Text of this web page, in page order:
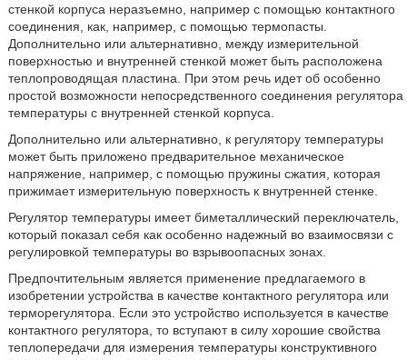
стенкой корпуса неразъемно, например с помощью контактного
соединения, как, например, с помощью термопасты.
Дополнительно или альтернативно, между измерительной
поверхностью и внутренней стенкой может быть расположена
теплопроводящая пластина. При этом речь идет об особенно
простой возможности непосредственного соединения регулятора
температуры с внутренней стенкой корпуса.
Дополнительно или альтернативно, к регулятору температуры
может быть приложено предварительное механическое
напряжение, например, с помощью пружины сжатия, которая
прижимает измерительную поверхность к внутренней стенке.
Регулятор температуры имеет биметаллический переключатель,
который показал себя как особенно надежный во взаимосвязи с
регулировкой температуры во взрывоопасных зонах.
Предпочтительным является применение предлагаемого в
изобретении устройства в качестве контактного регулятора или
терморегулятора. Если это устройство используется в качестве
контактного регулятора, то вступают в силу хорошие свойства
теплопередачи для измерения температуры конструктивного